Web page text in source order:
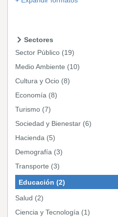
Sectores
Sector Público (19)
Medio Ambiente (10)
Cultura y Ocio (8)
Economía (8)
Turismo (7)
Sociedad y Bienestar (6)
Hacienda (5)
Demografía (3)
Transporte (3)
Educación (2)
Salud (2)
Ciencia y Tecnología (1)